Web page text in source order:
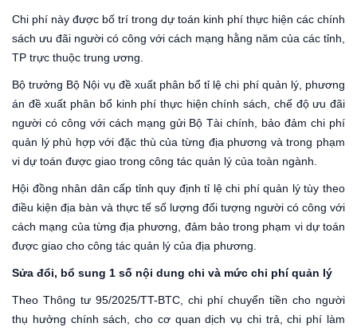
Chi phí này được bố trí trong dự toán kinh phí thực hiện các chính
sách ưu đãi người có công với cách mạng hằng năm của các tỉnh,
TP trực thuộc trung ương.
Bộ trưởng Bộ Nội vụ đề xuất phân bổ tỉ lệ chi phí quản lý, phương
án đề xuất phân bổ kinh phí thực hiện chính sách, chế độ ưu đãi
người có công với cách mạng gửi Bộ Tài chính, bảo đảm chi phí
quản lý phù hợp với đặc thù của từng địa phương và trong phạm
vi dự toán được giao trong công tác quản lý của toàn ngành.
Hội đồng nhân dân cấp tỉnh quy định tỉ lệ chi phí quản lý tùy theo
điều kiện địa bàn và thực tế số lượng đối tượng người có công với
cách mạng của từng địa phương, đảm bảo trong phạm vi dự toán
được giao cho công tác quản lý của địa phương.
Sửa đổi, bổ sung 1 số nội dung chi và mức chi phí quản lý
Theo Thông tư 95/2025/TT-BTC, chi phí chuyển tiền cho người
thụ hưởng chính sách, cho cơ quan dịch vụ chi trả, chi phí làm